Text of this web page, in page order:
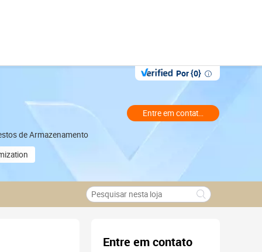
Por {0}
de Armazenamento
Entre em contato com o
Entre em contato